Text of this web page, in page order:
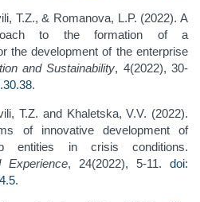
T.Z., & Romanova, L.P. (2022). A
to the formation of a
the development of the enterprise
and Sustainability, 4(2022), 30-
.
T.Z. and Khaletska, V.V. (2022).
of innovative development of
entities in crisis conditions.
Experience, 24(2022), 5-11. doi:
.